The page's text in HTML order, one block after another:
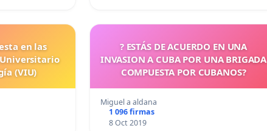
en las
(VIU)
? ESTÁS DE ACUERDO EN UNA
INVASION A CUBA POR UNA BRIGADA
COMPUESTA POR CUBANOS?
Miguel a aldana
1 096 firmas
8 Oct 2019